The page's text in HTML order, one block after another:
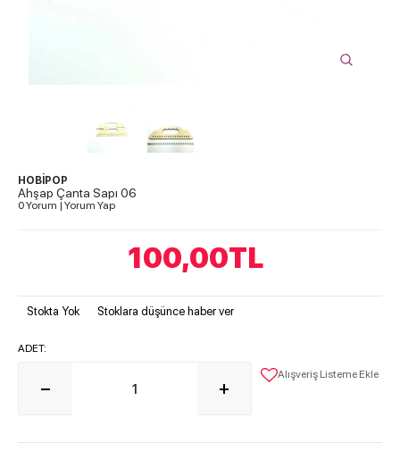
HOBİPOP
Ahşap Çanta Sapı 06
0 Yorum | Yorum Yap
100,00TL
Stokta Yok Stoklara düşünce haber ver
ADET:
Alışveriş Listeme Ekle